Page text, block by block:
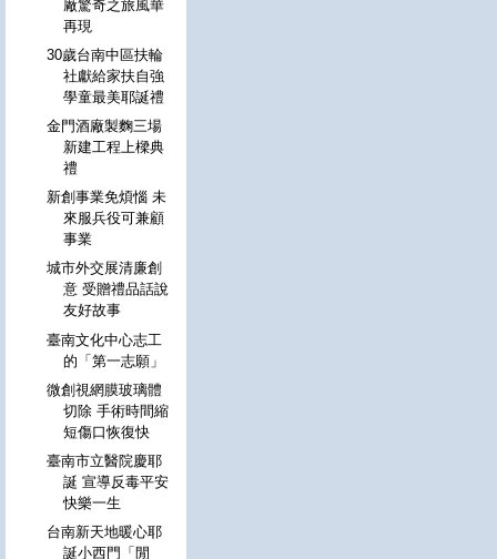
廠驚奇之旅風華
再現
30歲台南中區扶輪
社獻給家扶自強
學童最美耶誕禮
金門酒廠製麴三場
新建工程上樑典
禮
新創事業免煩惱 未
來服兵役可兼顧
事業
城市外交展清廉創
意 受贈禮品話說
友好故事
臺南文化中心志工
的「第一志願」
微創視網膜玻璃體
切除 手術時間縮
短傷口恢復快
臺南市立醫院慶耶
誕 宣導反毒平安
快樂一生
台南新天地暖心耶
誕小西門「閒